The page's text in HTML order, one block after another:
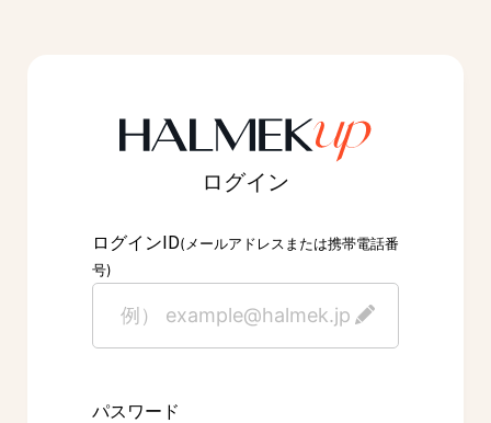
ログイン
ログインID(メールアドレスまたは携帯電話番
号)
パスワード